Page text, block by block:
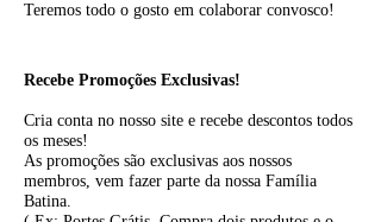
Teremos todo o gosto em colaborar convosco!
Recebe Promoções Exclusivas!
Cria conta no nosso site e recebe descontos todos
os meses!
As promoções são exclusivas aos nossos
membros, vem fazer parte da nossa Família
Batina.